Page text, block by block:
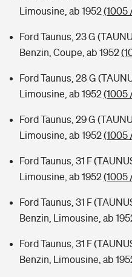
Limousine, ab 1952(1005
Ford Taunus, 23 G
Benzin, Coupe, ab 1952
Ford Taunus, 28 G
Limousine, ab 1952(1005
Ford Taunus, 29 G
Limousine, ab 1952(1005
Ford Taunus, 31 F
Limousine, ab 1952(1005
Ford Taunus, 31 F
Benzin, Limousine, ab
Ford Taunus, 31 F
Benzin, Limousine, ab